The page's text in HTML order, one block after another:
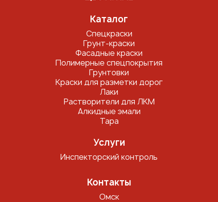
Каталог
Спецкраски
Грунт-краски
Фасадные краски
Полимерные спецпокрытия
Грунтовки
Краски для разметки дорог
Лаки
Растворители для ЛКМ
Алкидные эмали
Тара
Услуги
Инспекторский контроль
Контакты
Омск